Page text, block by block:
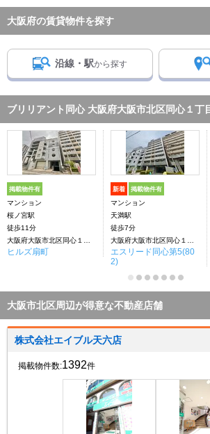
大阪府の賃貸物件を探す
沿線・駅から探す
ブリリアント同心 大阪府大阪市北区同心１丁
掲載物件有
マンション
桜ノ宮駅
徒歩11分
ヒルズ扇町
新着 掲載物件有
マンション
天満駅
徒歩7分
エスリード同心第5(80
2)
大阪市北区周辺が得意な不動産店舗
株式会社エイブル天六店
掲載物件数:1392件